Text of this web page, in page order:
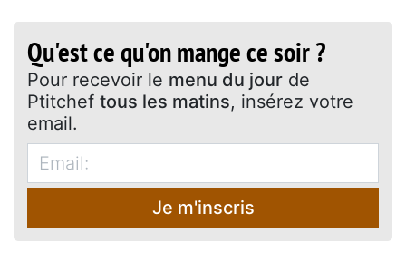
Qu'est ce qu'on mange ce soir ?
Pour recevoir le menu du jour de
Ptitchef tous les matins, insérez votre
email.
Je m'inscris